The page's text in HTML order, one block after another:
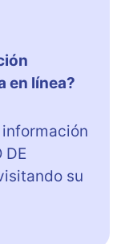
en línea?
DE
su